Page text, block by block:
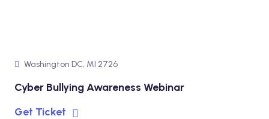
Washington DC, MI 2726
Cyber Bullying Awareness Webinar
Get Ticket